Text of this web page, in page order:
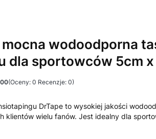
mocna wodoodporna
dla sportowców 5cm
(Oceny: 0 Recenzje: 0)
DrTape to wysokiej jakości
klientów wielu fanów. Jest idealny dla